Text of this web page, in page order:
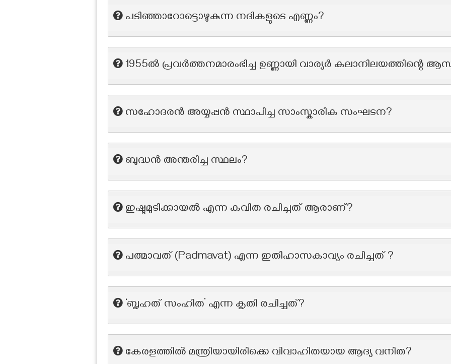
പടിഞ്ഞാറോട്ടൊഴുകുന്ന നദികളുടെ എണ്ണം?
1955ൽ പ്രവർത്തനമാരംഭിച്ച ഉണ്ണായി വാര്യർ കലാനിലയത്തിന്റെ
സഹോദരന്‍ അയ്യപ്പന്‍ സ്ഥാപിച്ച സാംസ്കാരിക സംഘടന?
ബുദ്ധൻ അന്തരിച്ച സ്ഥലം?
ഇഷ്ടമുടിക്കായൽ എന്ന കവിത രചിച്ചത് ആരാണ്?
പത്മാവത് (Padmavat) എന്ന ഇതിഹാസകാവ്യം രചിച്ചത് ?
‘ബൃഹത് സംഹിത’ എന്ന കൃതി രചിച്ചത്?
കേരളത്തിൽ മന്ത്രിയായിരിക്കെ വിവാഹിതയായ ആദ്യ വനിത?